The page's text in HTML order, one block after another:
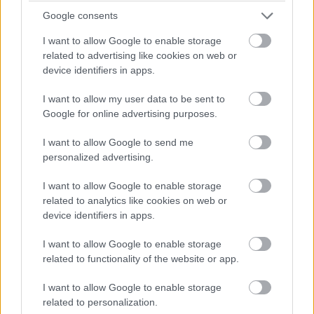
Google consents
I want to allow Google to enable storage
related to advertising like cookies on web or
device identifiers in apps.
I want to allow my user data to be sent to
Google for online advertising purposes.
I want to allow Google to send me
personalized advertising.
I want to allow Google to enable storage
related to analytics like cookies on web or
device identifiers in apps.
I want to allow Google to enable storage
related to functionality of the website or app.
I want to allow Google to enable storage
related to personalization.
Értékelési szempontjaink
Kinek Ajánljuk
Akik nem ismerik a karaktert
Akik egy gondolkodós krimi-thrillerre kíváncsiak
Akik nem bánják, ha berántja őket a sorozat, és
egy nap alatt végeznek vele
Kinek Nem
Akik behatóan ismerik a Mocsárlén történetét